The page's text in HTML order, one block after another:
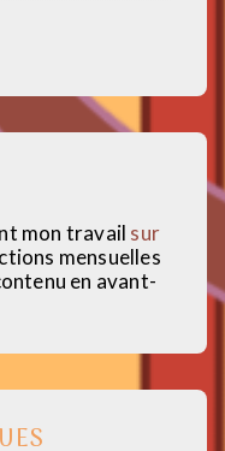
produit
mon travail sur
mensuelles
en avant-